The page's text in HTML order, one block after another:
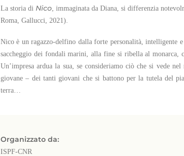
La storia di Nico, immaginata da Diana, si differenzia
Roma, Gallucci, 2021).
Nico è un ragazzo-delfino dalla forte personalità, intelligente
saccheggio dei fondali marini, alla fine si ribella al monarca,
Un’impresa ardua la sua, se consideriamo ciò che si vede
giovane – dei tanti giovani che si battono per la tutela del
terra…
Organizzato da:
ISPF-CNR